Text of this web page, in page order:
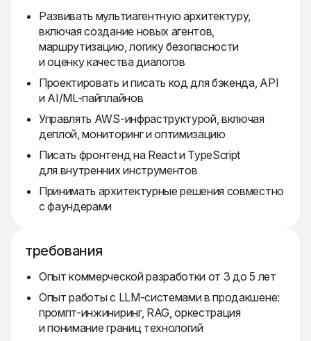
Развивать мультиагентную архитектуру,
включая создание новых агентов,
маршрутизацию, логику безопасности
и оценку качества диалогов
Проектировать и писать код для бэкенда, API
и AI/ML-пайплайнов
Управлять AWS-инфраструктурой, включая
деплой, мониторинг и оптимизацию
Писать фронтенд на React и TypeScript
для внутренних инструментов
Принимать архитектурные решения совместно
с фаундерами
требования
Опыт коммерческой разработки от 3 до 5 лет
Опыт работы с LLM-системами в продакшене:
промпт-инжиниринг, RAG, оркестрация
и понимание границ технологий